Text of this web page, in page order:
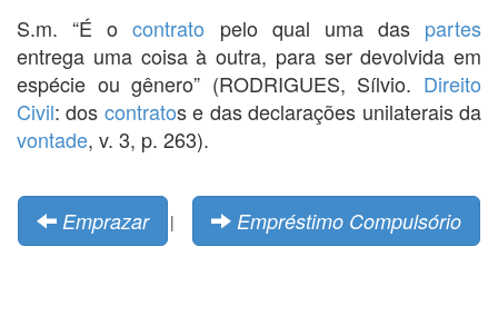
S.m. “É ocontrato pelo qual uma das partes
entrega uma coisa à outra, para ser devolvida em
espécie ou gênero” (RODRIGUES, Sílvio. Direito
Civil: dos contratos e das declarações unilaterais da
vontade, v. 3, p. 263).
Emprazar | Empréstimo Compulsório